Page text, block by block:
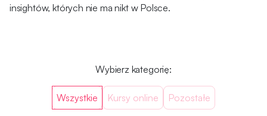
insightów, których nie ma nikt w Polsce.
Wybierz kategorię:
Wszystkie Kursy online Pozostałe